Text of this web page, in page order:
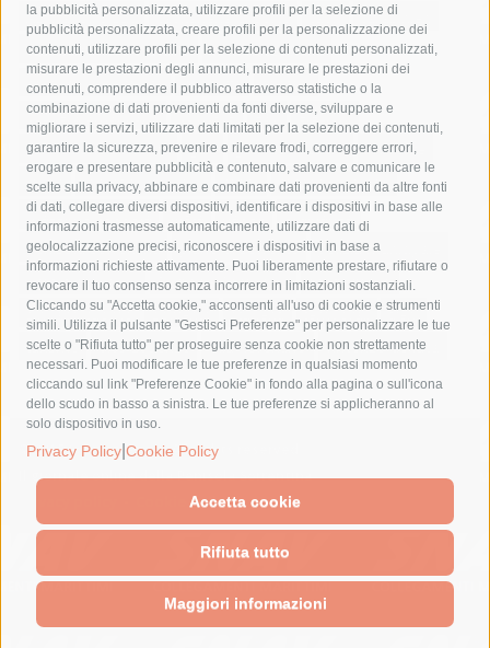
la pubblicità personalizzata, utilizzare profili per la selezione di
pubblicità personalizzata, creare profili per la personalizzazione dei
contenuti, utilizzare profili per la selezione di contenuti personalizzati,
misurare le prestazioni degli annunci, misurare le prestazioni dei
contenuti, comprendere il pubblico attraverso statistiche o la
combinazione di dati provenienti da fonti diverse, sviluppare e
migliorare i servizi, utilizzare dati limitati per la selezione dei contenuti,
garantire la sicurezza, prevenire e rilevare frodi, correggere errori,
erogare e presentare pubblicità e contenuto, salvare e comunicare le
scelte sulla privacy, abbinare e combinare dati provenienti da altre fonti
di dati, collegare diversi dispositivi, identificare i dispositivi in base alle
informazioni trasmesse automaticamente, utilizzare dati di
geolocalizzazione precisi, riconoscere i dispositivi in base a
informazioni richieste attivamente. Puoi liberamente prestare, rifiutare o
revocare il tuo consenso senza incorrere in limitazioni sostanziali.
Cliccando su "Accetta cookie," acconsenti all'uso di cookie e strumenti
simili. Utilizza il pulsante "Gestisci Preferenze" per personalizzare le tue
scelte o "Rifiuta tutto" per proseguire senza cookie non strettamente
necessari. Puoi modificare le tue preferenze in qualsiasi momento
cliccando sul link "Preferenze Cookie" in fondo alla pagina o sull'icona
dello scudo in basso a sinistra. Le tue preferenze si applicheranno al
solo dispositivo in uso.
Privacy Policy Cookie Policy
Accetta cookie
Rifiuta tutto
Maggiori informazioni
Asl Napoli 3 sud
capitaneria di porto capri
carabinieri
castellammare di stabia
circumvesuviana
comune di sorrento
concerto
contagi
costiera amalfitana
covid-19 eav
elezioni
fondazione sorrento
gori guardia costiera
incidente
lavori
lorenzo balducelli mare
massa lubrense
massimo coppola
Meta napoli
ordinanza
penisola sorrentina
piano di sorrento
polizia municipale
protezione civile
Regione Campania
sant'agnello
sindaco cuomo
sorrento studenti temporali
treni
turismo
Vico Equense villa fiorentino vincenzo de luca
© 2015 SorrentoPress. All rights reserved.
Il giornale online della Penisola Sorrentina
Cookie Policy